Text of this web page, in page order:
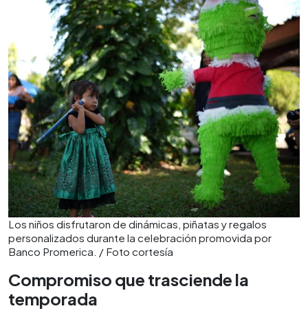
Los niños disfrutaron de dinámicas, piñatas y regalos
personalizados durante la celebración promovida por
Banco Promerica. / Foto cortesía
Compromiso que trasciende la
temporada